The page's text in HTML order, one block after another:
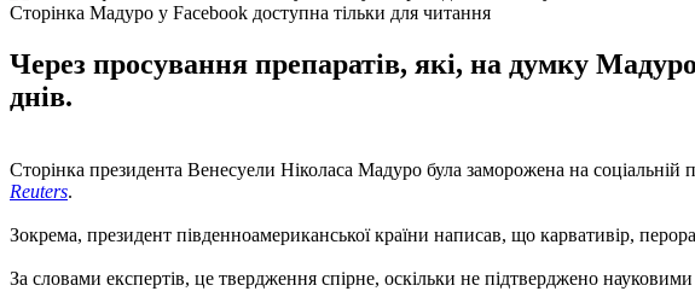
Сторінка Мадуро у Facebook доступна тільки для читання
Через просування препаратів, які, на думку
днів.
Сторінка президента Венесуели Ніколаса Мадуро була заморожена на
Reuters.
Зокрема, президент південноамериканської країни написав, що карвативір,
За словами експертів, це твердження спірне, оскільки не підтверджено